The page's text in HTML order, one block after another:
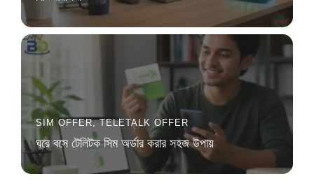
SIM OFFER,TELETALK OFFER
ঘরে বসে টেলিটক সিম অর্ডার করার সহজ উপায়